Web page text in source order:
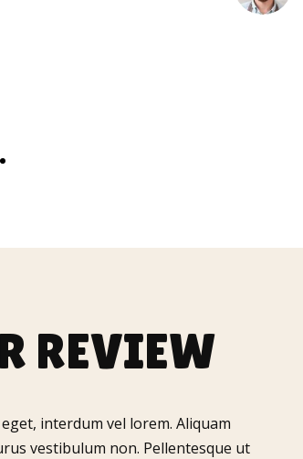
REVIEW
interdum vel lorem. Aliquam
vestibulum non. Pellentesque ut